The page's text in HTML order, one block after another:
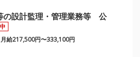
設計監理・管理業務等 公
月給217,500円〜333,100円